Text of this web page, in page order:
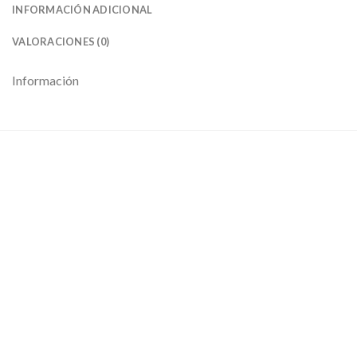
INFORMACIÓN ADICIONAL
VALORACIONES (0)
Información